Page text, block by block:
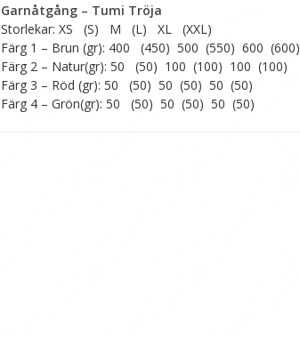
Garnåtgång – Tumi Tröja
Storlekar: XS (S) M (L) XL (XXL)
Färg 1 – Brun (gr): 400 (450) 500 (550) 600 (600)
Färg 2 – Natur(gr): 50 (50) 100 (100) 100 (100)
Färg 3 – Röd (gr): 50 (50) 50 (50) 50 (50)
Färg 4 – Grön(gr): 50 (50) 50 (50) 50 (50)